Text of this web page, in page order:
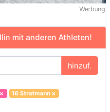
Werbung
mit anderen Athleten!
hinzuf.
16 Stratmann×